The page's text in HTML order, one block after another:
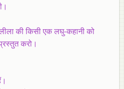
की किसी एक लघु-कहानी को
करो।